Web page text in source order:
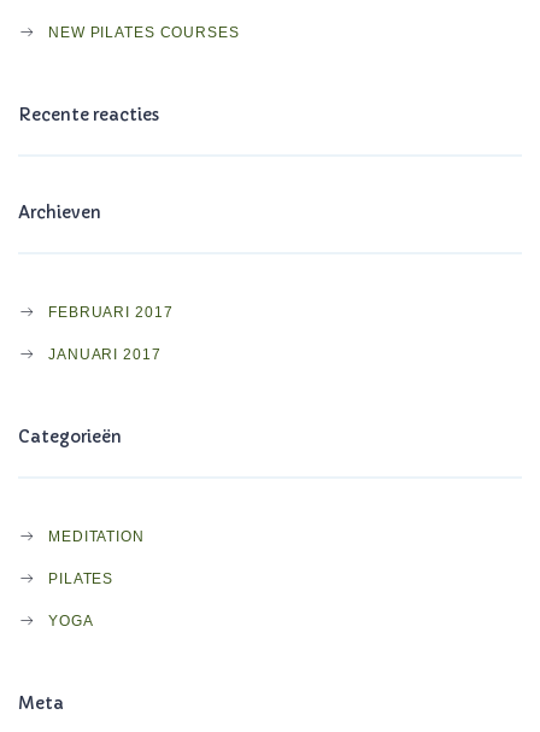
NEW PILATES COURSES
Recente reacties
Archieven
FEBRUARI 2017
JANUARI 2017
Categorieën
MEDITATION
PILATES
YOGA
Meta